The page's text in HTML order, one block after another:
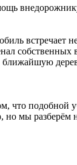
встречает
собственных
ближайшую
что подобной
мы разберём